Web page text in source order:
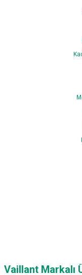
Vaillant Markalı